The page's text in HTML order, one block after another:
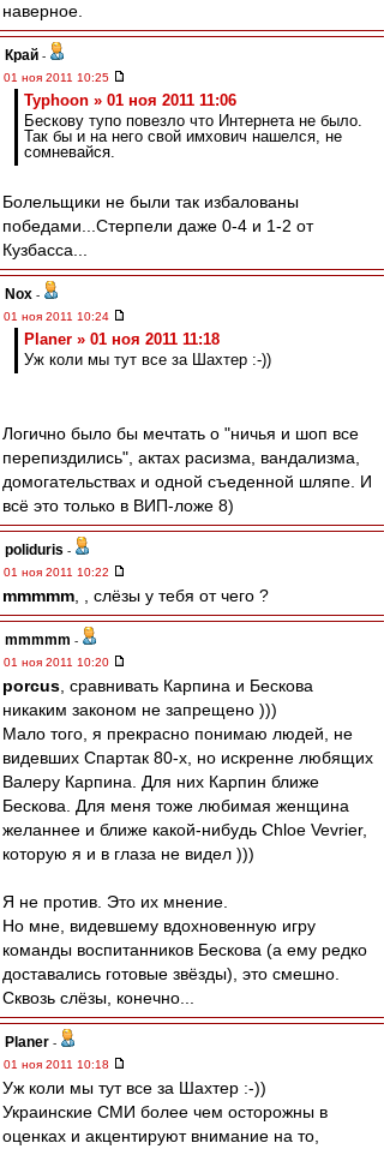
наверное.
Край -
01 ноя 2011 10:25
Typhoon » 01 ноя 2011 11:06
Бескову тупо повезло что Интернета не было.
Так бы и на него свой имхович нашелся, не
сомневайся.
Болельщики не были так избалованы
победами...Стерпели даже 0-4 и 1-2 от
Кузбасса...
Nox -
01 ноя 2011 10:24
Planer » 01 ноя 2011 11:18
Уж коли мы тут все за Шахтер :-))
Логично было бы мечтать о "ничья и шоп все
перепиздились", актах расизма, вандализма,
домогательствах и одной съеденной шляпе. И
всё это только в ВИП-ложе 8)
poliduris -
01 ноя 2011 10:22
mmmmm , , слёзы у тебя от чего ?
mmmmm -
01 ноя 2011 10:20
porcus , сравнивать Карпина и Бескова
никаким законом не запрещено )))
Мало того, я прекрасно понимаю людей, не
видевших Спартак 80-х, но искренне любящих
Валеру Карпина. Для них Карпин ближе
Бескова. Для меня тоже любимая женщина
желаннее и ближе какой-нибудь Chloe Vevrier,
которую я и в глаза не видел )))
Я не против. Это их мнение.
Но мне, видевшему вдохновенную игру
команды воспитанников Бескова (а ему редко
доставались готовые звёзды), это смешно.
Сквозь слёзы, конечно...
Planer -
01 ноя 2011 10:18
Уж коли мы тут все за Шахтер :-))
Украинские СМИ более чем осторожны в
оценках и акцентируют внимание на то,